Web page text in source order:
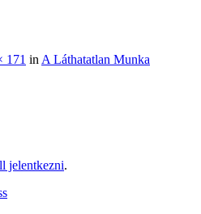
171 in A Láthatatlan Munka
jelentkezni.